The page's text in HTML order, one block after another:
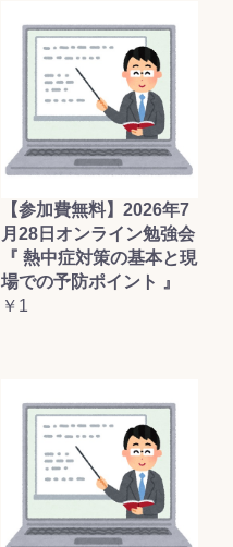
【参加費無料】2026年7
月28日オンライン勉強会
『 熱中症対策の基本と現
場での予防ポイント 』
￥1